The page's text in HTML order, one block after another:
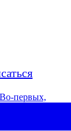
первых,